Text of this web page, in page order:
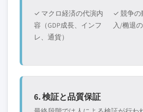
✓ マクロ経済の代演内
容（GDP成長、インフ
レ、通貨）
✓ 競争の
入/椭退
6. 検証と品質保証